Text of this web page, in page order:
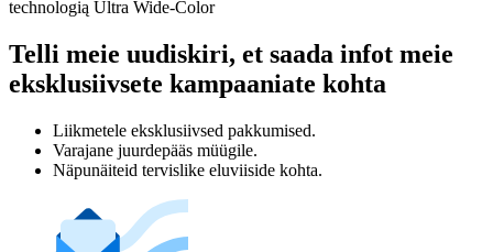
technologią Ultra Wide-Color
Telli meie uudiskiri, et saada infot meie
eksklusiivsete kampaaniate kohta
Liikmetele eksklusiivsed pakkumised.
Varajane juurdepääs müügile.
Näpunäiteid tervislike eluviiside kohta.